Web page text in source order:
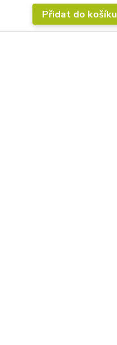
Přidat do košíku